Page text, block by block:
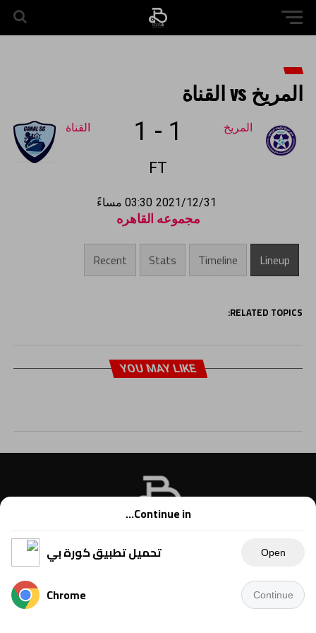
المريخ vs القناة
المريخ 1
-
1
FT
القناة
2021/12/31 03:30 مساءً
مجموعه القاهره
Lineup
Timeline
Stats
Recent
RELATED TOPICS:
YOU MAY LIKE
Copyright © 2021 Kora B, powered by Ahmednet.info
Continue in...
تحميل تطبيق كورة بي
Open
Chrome Continue